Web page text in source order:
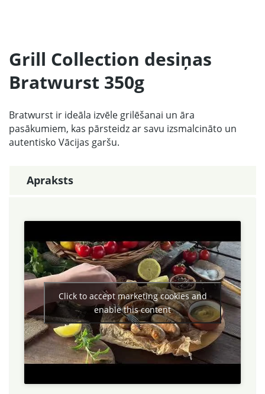
Sadarbībai
67 produktu kolekcija
LV
Grill Collection desiņas
Bratwurst 350g
Bratwurst ir ideāla izvēle grilēšanai un āra
pasākumiem, kas pārsteidz ar savu izsmalcināto un
autentisko Vācijas garšu.
Apraksts
Click to accept marketing cookies and
enable this content